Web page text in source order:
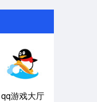
qq游戏大厅